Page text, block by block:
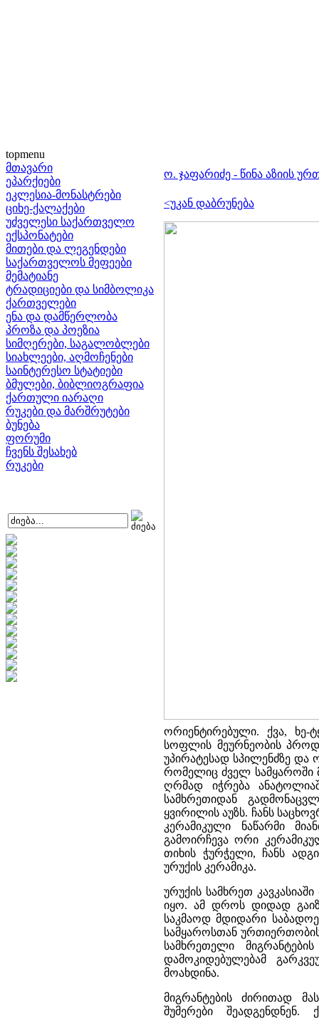
topmenu
მთავარი
ეპარქიები
ეკლესია-მონასტრები
ციხე-ქალაქები
უძველესი საქართველო
ექსპონატები
მითები და ლეგენდები
საქართველოს მეფეები
მემატიანე
ტრადიციები და სიმბოლიკა
ქართველები
ენა და დამწერლობა
პროზა და პოეზია
სიმღერები, საგალობლები
სიახლეები, აღმოჩენები
საინტერესო სტატიები
ბმულები, ბიბლიოგრაფია
ქართული იარაღი
რუკები და მარშრუტები
ბუნება
ფორუმი
ჩვენს შესახებ
რუკები
ო. ჯაფარიძე - წინა აზიის
<უკან დაბრუნება
ორიენტირებული. ქვა,
სოფლის მეურნეობის
უპირატესად სპილენძზე და
რომელიც ძველ სამყაროში
ღრმად იჭრება
სამხრეთიდან
ყვირილის აუზს. ჩანს
კერამიკული ნაწარმი
გამოირჩევა ორი
თიხის ჭურჭელი, ჩანს
ურუქის კერამიკა.
ურუქის სამხრეთ
იყო. ამ დროს დიდად
საკმაოდ მდიდარი
სამყაროსთან
სამხრეთელი
დამოკიდებულებამ
მოახდინა.
მიგრანტების ძირითად
შუმერები